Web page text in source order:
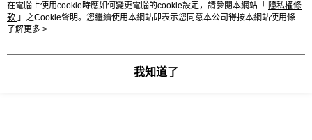
本分类热销全站排行
在電腦上使用cookie時應如何變更電腦的cookie設定，請參閱本網站「 隱私權條
款 」之Cookie聲明。您繼續使用本網站即表示您同意本公司得按本網站使用條款
之Cookie聲明使用cookie。
了解更多 >
我知道了